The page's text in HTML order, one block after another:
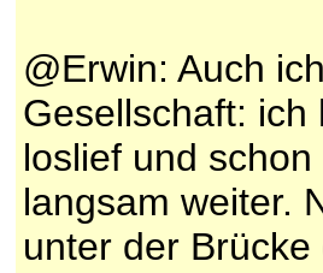
@Erwin: Auch
Gesellschaft:
loslief und
langsam weiter.
unter der